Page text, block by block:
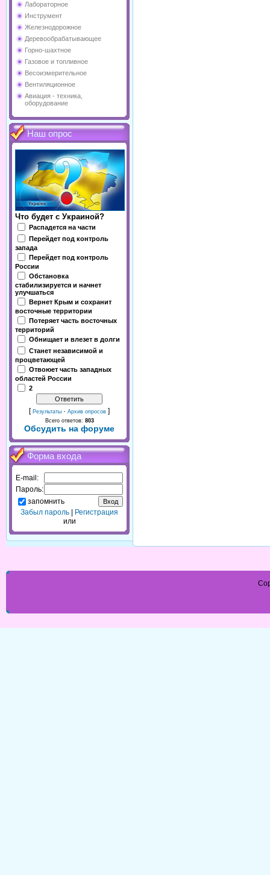
Лабораторное
Инструмент
Железнодорожное
Деревообрабатывающее
Горно-шахтное
Газовое и топливное
Весоизмерительное
Вентиляционное
Авиация - техника,
оборудование
Наш опрос
Что будет с Украиной?
Распадется на части
Перейдет под контроль
запада
Перейдет под контроль
России
Обстановка
стабилизируется и начнет
улучшаться
Вернет Крым и сохранит
восточные территории
Потеряет часть восточных
территорий
Обнищает и влезет в долги
Станет независимой и
процветающей
Отвоюет часть западных
областей России
2
[ Результаты · Архив опросов ]
Всего ответов: 803
Обсудить на форуме
Форма входа
E-mail:
Пароль:
запомнить
Забыл пароль
Регистрация
или